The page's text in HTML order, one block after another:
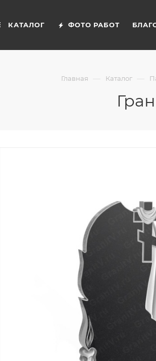
КАТАЛОГ ФОТО РАБОТ
Главная — Каталог —